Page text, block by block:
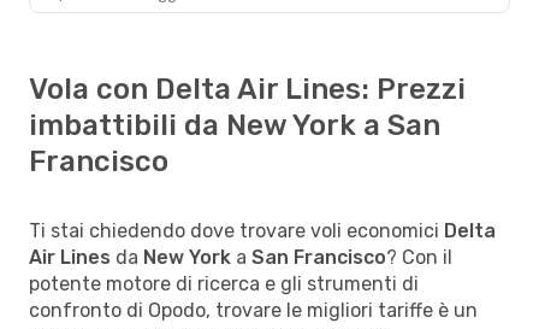
Vola con Delta Air Lines: Prezzi
imbattibili da New York a San
Francisco
Ti stai chiedendo dove trovare voli economici Delta
Air Lines da New York a San Francisco? Con il
potente motore di ricerca e gli strumenti di
confronto di Opodo, trovare le migliori tariffe è un